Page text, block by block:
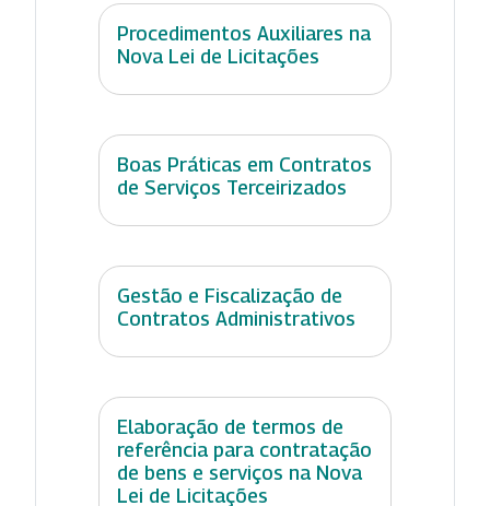
Procedimentos Auxiliares na
Nova Lei de Licitações
Boas Práticas em Contratos
de Serviços Terceirizados
Gestão e Fiscalização de
Contratos Administrativos
Elaboração de termos de
referência para contratação
de bens e serviços na Nova
Lei de Licitações